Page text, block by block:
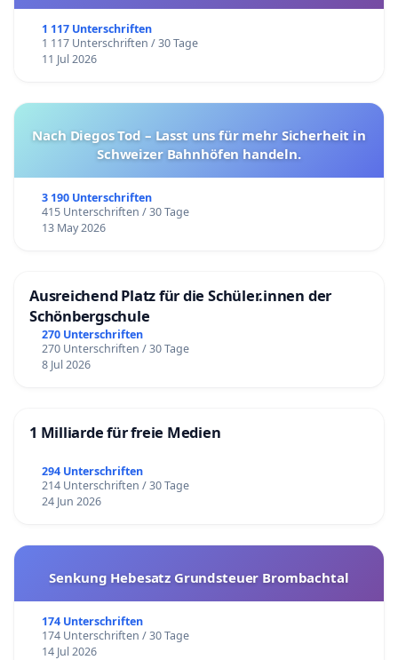
1 117 Unterschriften
1 117 Unterschriften / 30 Tage
11 Jul 2026
Nach Diegos Tod – Lasst uns für mehr Sicherheit in
Schweizer Bahnhöfen handeln.
3 190 Unterschriften
415 Unterschriften / 30 Tage
13 May 2026
Ausreichend Platz für die Schüler.innen der
Schönbergschule
270 Unterschriften
270 Unterschriften / 30 Tage
8 Jul 2026
1 Milliarde für freie Medien
294 Unterschriften
214 Unterschriften / 30 Tage
24 Jun 2026
Senkung Hebesatz Grundsteuer Brombachtal
174 Unterschriften
174 Unterschriften / 30 Tage
14 Jul 2026